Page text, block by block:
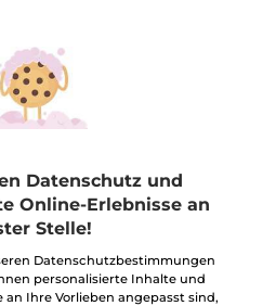
Riche Crème
26285 Crème Anti-Rides
Jour
Datenschutz und
Online-Erlebnisse an
Stelle!
Datenschutzbestimmungen
personalisierte Inhalte und
Ihre Vorlieben angepasst sind,